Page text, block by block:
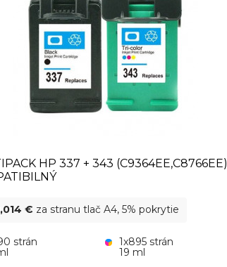
HP 337 + 343 (C9364EE,C8766EE)
€ za stranu tlač A4, 5% pokrytie
strán
1x895 strán
19 ml